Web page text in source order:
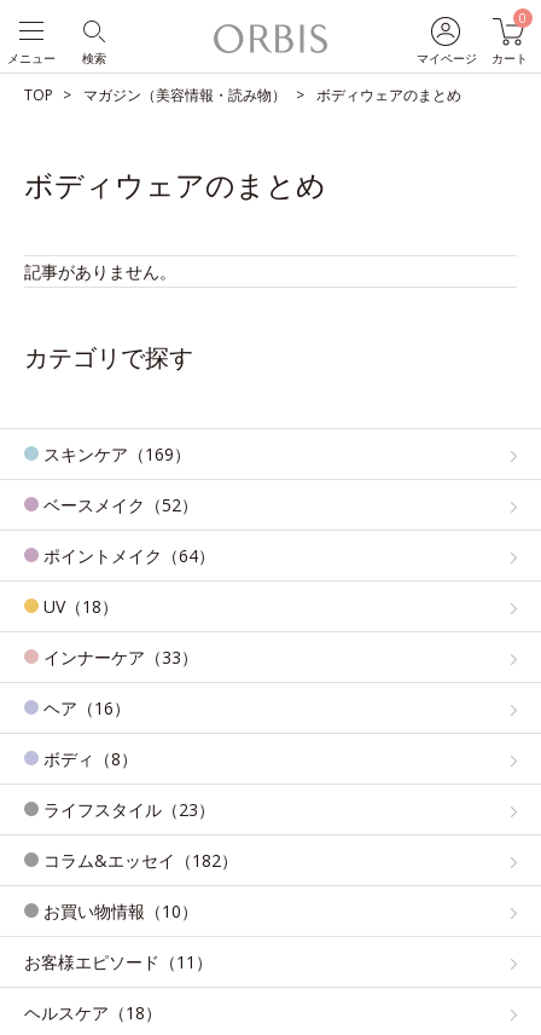
マイページ
0
カート
検索
メニュー
TOP マガジン（美容情報・読み物） ボディウェアのまとめ
ボディウェアのまとめ
記事がありません。
カテゴリで探す
スキンケア（169）
ベースメイク（52）
ポイントメイク（64）
UV（18）
インナーケア（33）
ヘア（16）
ボディ（8）
ライフスタイル（23）
コラム&エッセイ（182）
お買い物情報（10）
お客様エピソード（11）
ヘルスケア（18）